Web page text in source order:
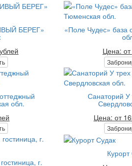
БЕРЕГ» «Поле Чудес» база
Цена:
обл.
Санаторий
Цена: от
г.